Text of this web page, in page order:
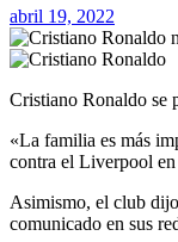
abril 19, 2022
Cristiano Ronaldo se
«La familia es más
contra el Liverpool
Asimismo, el club
comunicado en sus